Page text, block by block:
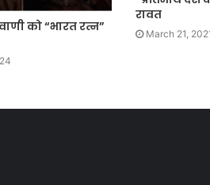
को “भारत रत्न”
रावत
March 21,